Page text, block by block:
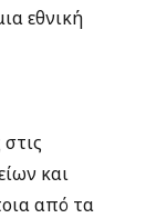
εθνική
και
από τα